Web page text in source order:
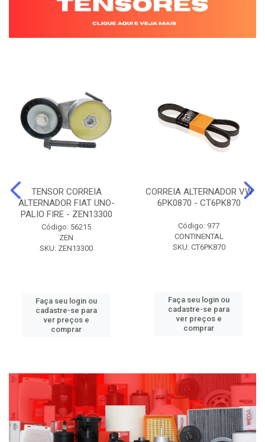
TENSOR CORREIA
ALTERNADOR FIAT UNO-
PALIO FIRE - ZEN13300
Código: 56215
ZEN
SKU: ZEN13300
Faça seu login ou
cadastre-se para
ver preços e
comprar
CORREIA ALTERNADOR VW
6PK0870 - CT6PK870
Código: 977
CONTINENTAL
SKU: CT6PK870
Faça seu login ou
cadastre-se para
ver preços e
comprar